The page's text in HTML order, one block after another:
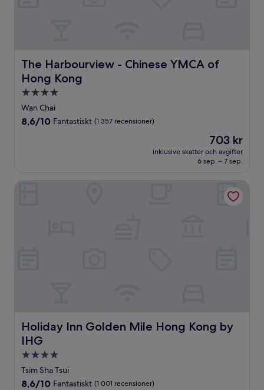
The Harbourview - Chinese YMCA of
Hong Kong
The Harbourview - Chinese YMCA of Hong Kong
4.0-
stjärnigt
boende
Wan Chai
8.6
8,6/10 Fantastiskt (1 357 recensioner)
Priset
är
703 kr
703 kr
inklusive skatter och avgifter
6 sep. – 7 sep.
Holiday Inn Golden Mile Hong Kong by
IHG
Holiday Inn Golden Mile Hong Kong by IHG
4.0-
stjärnigt
boende
Tsim Sha Tsui
8.6
8,6/10 Fantastiskt (1 001 recensioner)